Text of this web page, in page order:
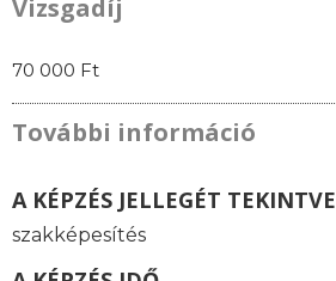
Vizsgadíj
70 000 Ft
További információ
A KÉPZÉS JELLEGÉT TEKINTVE
szakképesítés